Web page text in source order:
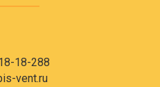
18-288
vent.ru